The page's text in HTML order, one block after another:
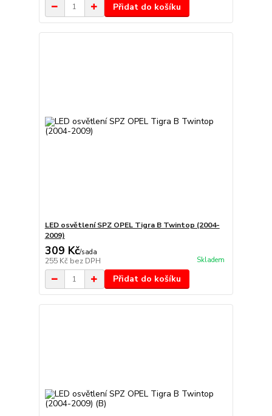
Přidat do košíku
LED osvětlení SPZ OPEL Tigra B Twintop (2004-
2009)
309 Kč/sada
255 Kč bez DPH Skladem
Přidat do košíku